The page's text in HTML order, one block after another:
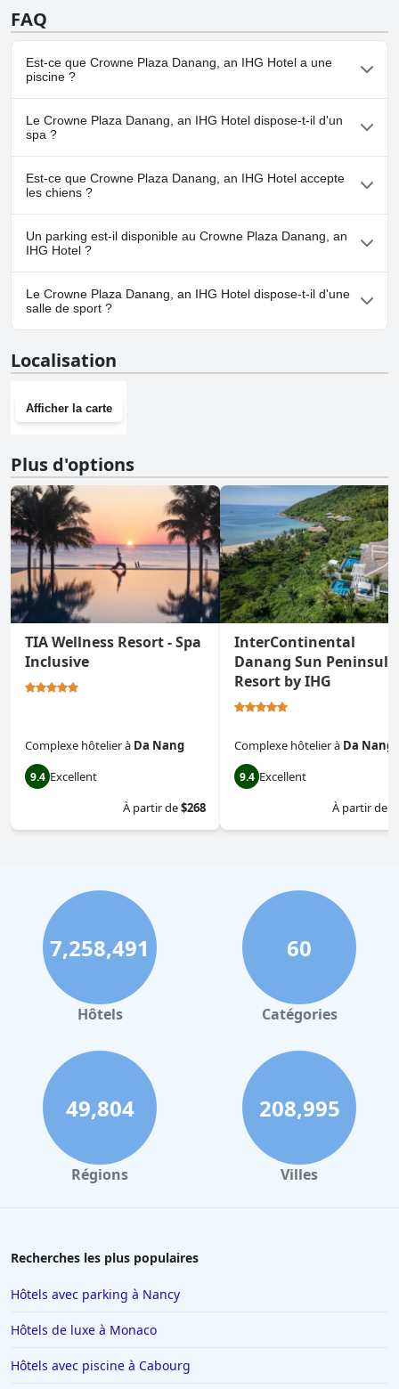
FAQ
Est-ce que Crowne Plaza Danang, an IHG Hotel a une
piscine ?
Oui, Crowne Plaza Danang, an IHG Hotel dispose de piscine(s)
appartenant à une ou plusieurs des catégories suivantes : Piscine
pour Enfants, Piscine Vue Panoramique, Piscine Extérieure.Pour
plus d'informations, lisez les réponses au questionnairePiscine.
Le Crowne Plaza Danang, an IHG Hotel dispose-t-il d'un
spa ?
Oui, un spa est disponible à Crowne Plaza Danang, an IHG Hotel.
Est-ce que Crowne Plaza Danang, an IHG Hotel accepte
les chiens ?
Non, Crowne Plaza Danang, an IHG Hotel n'accepte pas les
chiens.
Un parking est-il disponible au Crowne Plaza Danang, an
IHG Hotel ?
Oui, un parking est disponible à Crowne Plaza Danang, an IHG
Hotel.
Le Crowne Plaza Danang, an IHG Hotel dispose-t-il d'une
salle de sport ?
sport.
Localisation
Afficher la carte
Plus d'options
TIA Wellness Resort - Spa
Inclusive
Complexe hôtelierà Da Nang
9.4 Excellent
À partir de$268
InterContinental
Danang Sun Peninsula
Resort by IHG
Complexe hôtelierà Da Nang
9.4 Excellent
À partir de
7,258,491
Hôtels
60
Catégories
49,804
Régions
208,995
Villes
Recherches les plus populaires
Hôtels avec parking à Nancy
Hôtels de luxe à Monaco
Hôtels avec piscine à Cabourg